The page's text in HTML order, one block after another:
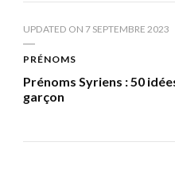
UPDATED ON 7 SEPTEMBRE 2023
PRÉNOMS
Prénoms Syriens : 50
garçon